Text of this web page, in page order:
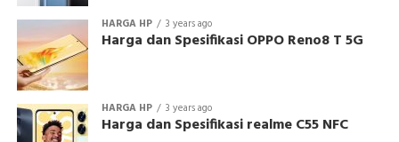
HARGA HP 3 years ago
Harga dan Spesifikasi OPPO Reno8 T 5G
HARGA HP 3 years ago
Harga dan Spesifikasi realme C55 NFC